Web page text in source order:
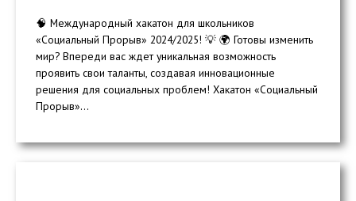
🧠 Международный хакатон для школьников
«Социальный Прорыв» 2024/2025! 💡 🌍 Готовы изменить
мир? Впереди вас ждет уникальная возможность
проявить свои таланты, создавая инновационные
решения для социальных проблем! Хакатон «Социальный
Прорыв»...